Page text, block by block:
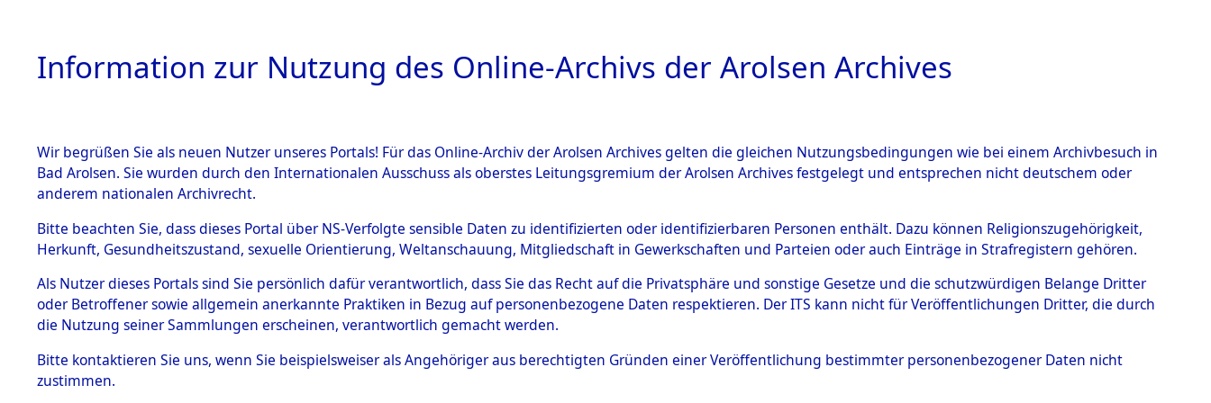
HOME BESTANDSBESCHREIBUNG ARCHIVALE ÜBERSICHT BILD
BESTÄNDE
Inhaftierungsdoku
mente
5. Verschiedenes
Todesmärsche
5.3.1 Alliierte
Auswertungen von Daten über unbekannte ausländische
Todesopfer und unbekannte Todesopfer aus
Konzentrationslagern und deren Grabstätten.→0003 (84608931)
→0253 (84608976)
Information zur Nutzung des Online-Archivs der Arolsen Archives
Wir begrüßen Sie als neuen Nutzer unseres Portals! Für das Online-Archiv der Arolsen Archives gelten die gleichen Nutzungsbedingungen wie bei einem Archivbesuch in
Bad Arolsen. Sie wurden durch den Internationalen Ausschuss als oberstes Leitungsgremium der Arolsen Archives festgelegt und entsprechen nicht deutschem oder
anderem nationalen Archivrecht.
Bitte beachten Sie, dass dieses Portal über NS-Verfolgte sensible Daten zu identifizierten oder identifizierbaren Personen enthält. Dazu können Religionszugehörigkeit,
Herkunft, Gesundheitszustand, sexuelle Orientierung, Weltanschauung, Mitgliedschaft in Gewerkschaften und Parteien oder auch Einträge in Strafregistern gehören.
Als Nutzer dieses Portals sind Sie persönlich dafür verantwortlich, dass Sie das Recht auf die Privatsphäre und sonstige Gesetze und die schutzwürdigen Belange Dritter
oder Betroffener sowie allgemein anerkannte Praktiken in Bezug auf personenbezogene Daten respektieren. Der ITS kann nicht für Veröffentlichungen Dritter, die durch
die Nutzung seiner Sammlungen erscheinen, verantwortlich gemacht werden.
Bitte kontaktieren Sie uns, wenn Sie beispielsweiser als Angehöriger aus berechtigten Gründen einer Veröffentlichung bestimmter personenbezogener Daten nicht
zustimmen.